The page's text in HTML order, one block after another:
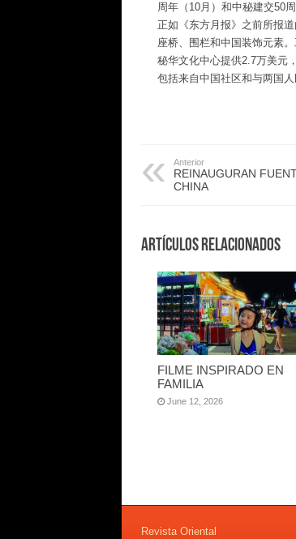
周年（10月）和中秘建交50周
正如《东方月报》之前所报
座桥、围栏和中国装饰元素
秘华文化中心提供2.7万美元
包括来自中国社区和与两国
Anterior
REINAUGURAN
CHINA
Artículos Relacionados
FILME INSPIRADO EN
FAMILIA
June 12, 2026
Revista Oriental